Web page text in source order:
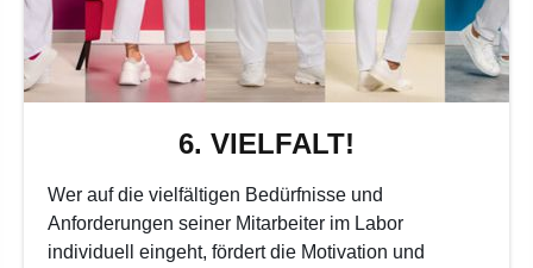
6. VIELFALT!
Wer auf die vielfältigen Bedürfnisse und
Anforderungen seiner Mitarbeiter im Labor
individuell eingeht, fördert die Motivation und